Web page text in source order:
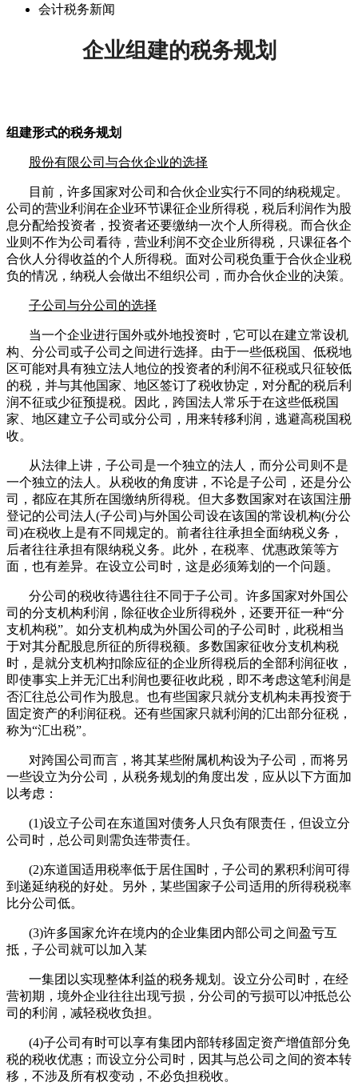
会计税务新闻
企业组建的税务规划
组建形式的税务规划
股份有限公司与合伙企业的选择
目前，许多国家对公司和合伙企业实行不同的纳税规定。
公司的营业利润在企业环节课征企业所得税，税后利润作为股
息分配给投资者，投资者还要缴纳一次个人所得税。而合伙企
业则不作为公司看待，营业利润不交企业所得税，只课征各个
合伙人分得收益的个人所得税。面对公司税负重于合伙企业税
负的情况，纳税人会做出不组织公司，而办合伙企业的决策。
子公司与分公司的选择
当一个企业进行国外或外地投资时，它可以在建立常设机
构、分公司或子公司之间进行选择。由于一些低税国、低税地
区可能对具有独立法人地位的投资者的利润不征税或只征较低
的税，并与其他国家、地区签订了税收协定，对分配的税后利
润不征或少征预提税。因此，跨国法人常乐于在这些低税国
家、地区建立子公司或分公司，用来转移利润，逃避高税国税
收。
从法律上讲，子公司是一个独立的法人，而分公司则不是
一个独立的法人。从税收的角度讲，不论是子公司，还是分公
司，都应在其所在国缴纳所得税。但大多数国家对在该国注册
登记的公司法人(子公司)与外国公司设在该国的常设机构(分公
司)在税收上是有不同规定的。前者往往承担全面纳税义务，
后者往往承担有限纳税义务。此外，在税率、优惠政策等方
面，也有差异。在设立公司时，这是必须筹划的一个问题。
分公司的税收待遇往往不同于子公司。许多国家对外国公
司的分支机构利润，除征收企业所得税外，还要开征一种“分
支机构税”。如分支机构成为外国公司的子公司时，此税相当
于对其分配股息所征的所得税额。多数国家征收分支机构税
时，是就分支机构扣除应征的企业所得税后的全部利润征收，
即使事实上并无汇出利润也要征收此税，即不考虑这笔利润是
否汇往总公司作为股息。也有些国家只就分支机构未再投资于
固定资产的利润征税。还有些国家只就利润的汇出部分征税，
称为“汇出税”。
对跨国公司而言，将其某些附属机构设为子公司，而将另
一些设立为分公司，从税务规划的角度出发，应从以下方面加
以考虑：
(1)设立子公司在东道国对债务人只负有限责任，但设立分
公司时，总公司则需负连带责任。
(2)东道国适用税率低于居住国时，子公司的累积利润可得
到递延纳税的好处。另外，某些国家子公司适用的所得税税率
比分公司低。
(3)许多国家允许在境内的企业集团内部公司之间盈亏互
抵，子公司就可以加入某
一集团以实现整体利益的税务规划。设立分公司时，在经
营初期，境外企业往往出现亏损，分公司的亏损可以冲抵总公
司的利润，减轻税收负担。
(4)子公司有时可以享有集团内部转移固定资产增值部分免
税的税收优惠；而设立分公司时，因其与总公司之间的资本转
移，不涉及所有权变动，不必负担税收。